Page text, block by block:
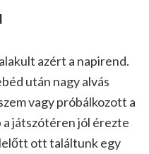
azért a napirend.
után nagy alvás
vagy próbálkozott a
a játszótéren jól érezte
ott találtunk egy